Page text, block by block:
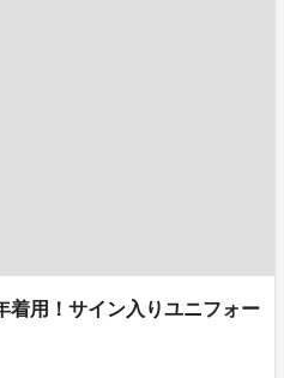
着用！サイン入りユニフォー